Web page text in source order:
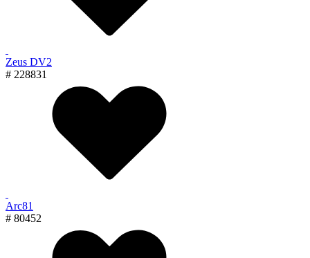
Zeus DV2
# 228831
Arc81
# 80452